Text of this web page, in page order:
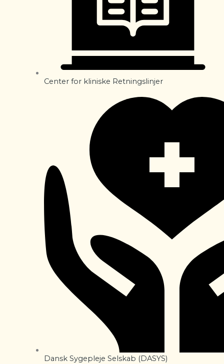
Center for kliniske Retningslinjer
Dansk Sygepleje Selskab (DASYS)